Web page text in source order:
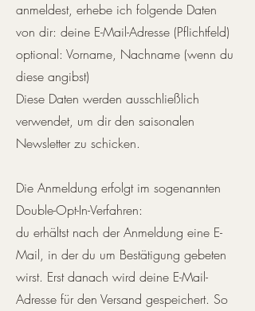
anmeldest, erhebe ich folgende Daten
von dir: deine E-Mail-Adresse (Pflichtfeld)
optional: Vorname, Nachname (wenn du
diese angibst)
Diese Daten werden ausschließlich
verwendet, um dir den saisonalen
Newsletter zu schicken.
Die Anmeldung erfolgt im sogenannten
Double-Opt-In-Verfahren:
du erhältst nach der Anmeldung eine E-
Mail, in der du um Bestätigung gebeten
wirst. Erst danach wird deine E-Mail-
Adresse für den Versand gespeichert. So